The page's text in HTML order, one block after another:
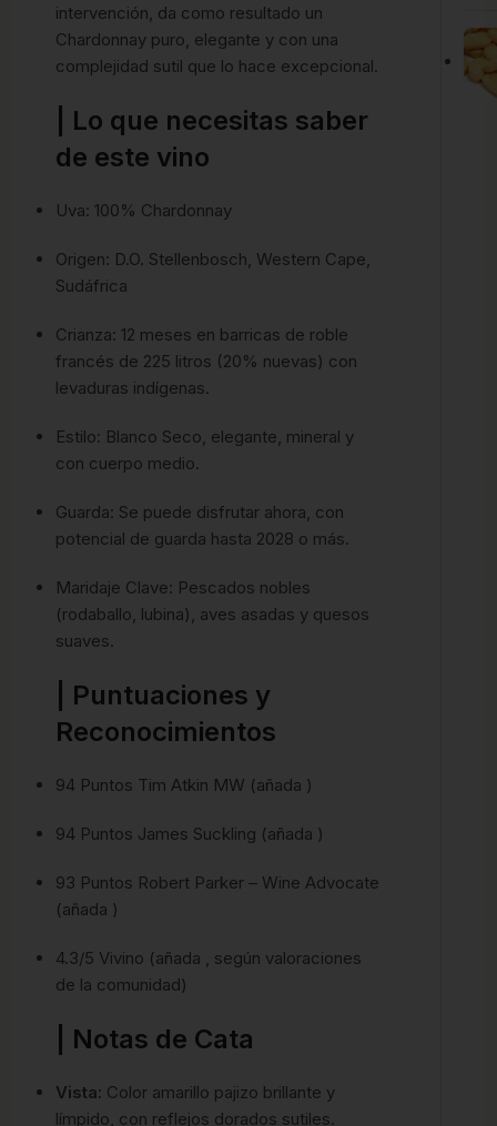
intervención, da como resultado un
Chardonnay puro, elegante y con una
complejidad sutil que lo hace excepcional.
| Lo que necesitas saber
de este vino
Uva: 100% Chardonnay
Origen: D.O. Stellenbosch, Western Cape,
Sudáfrica
Crianza: 12 meses en barricas de roble
francés de 225 litros (20% nuevas) con
levaduras indígenas.
Estilo: Blanco Seco, elegante, mineral y
con cuerpo medio.
Guarda: Se puede disfrutar ahora, con
potencial de guarda hasta 2028 o más.
Maridaje Clave: Pescados nobles
(rodaballo, lubina), aves asadas y quesos
suaves.
| Puntuaciones y
Reconocimientos
94 Puntos Tim Atkin MW (añada )
94 Puntos James Suckling (añada )
93 Puntos Robert Parker – Wine Advocate
(añada )
4.3/5 Vivino (añada , según valoraciones
de la comunidad)
| Notas de Cata
Vista: Color amarillo pajizo brillante y
límpido, con reflejos dorados sutiles.